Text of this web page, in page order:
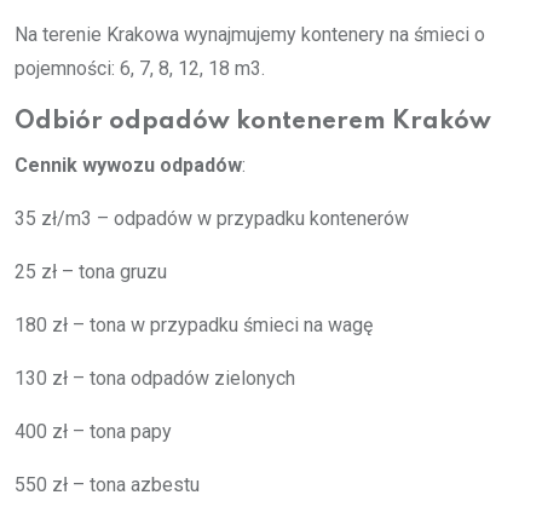
Na terenie Krakowa wynajmujemy kontenery na śmieci o
pojemności: 6, 7, 8, 12, 18 m3.
Odbiór odpadów kontenerem Kraków
Cennik wywozu odpadów:
35 zł/m3 – odpadów w przypadku kontenerów
25 zł – tona gruzu
180 zł – tona w przypadku śmieci na wagę
130 zł – tona odpadów zielonych
400 zł – tona papy
550 zł – tona azbestu